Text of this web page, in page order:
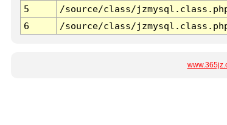
5
/source/class/
6
/source/class/